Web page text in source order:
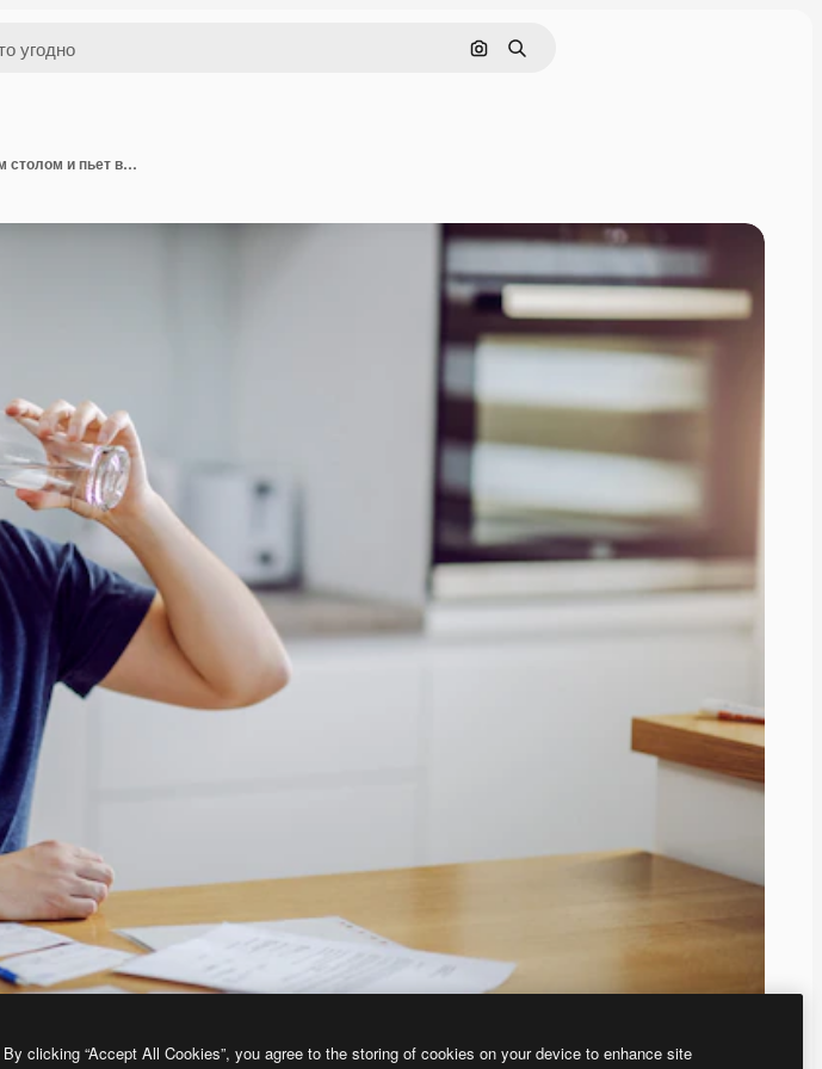
Поиск по изображению
Поиск
Молодой красивый бородатый мама сидит за обеденным столом и пьет воду, чтобы освежиться и успокоиться. Может есть надежда вовремя оплатить счета.
By clicking “Accept All Cookies”, you agree to the storing of cookies on your device to enhance site